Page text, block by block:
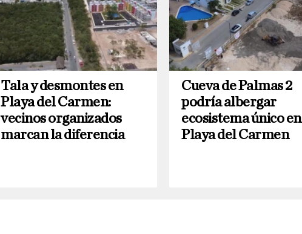
Tala y desmontes en
Playa del Carmen:
vecinos organizados
marcan la diferencia
Cueva de Palmas 2
podría albergar
ecosistema único en
Playa del Carmen